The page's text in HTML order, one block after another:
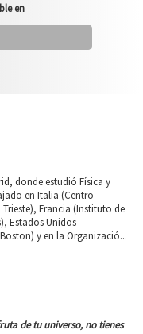
en
donde estudió Física y
en Italia (Centro
Francia (Instituto de
Estados Unidos
y en la Organizació...
de tu universo, no tienes